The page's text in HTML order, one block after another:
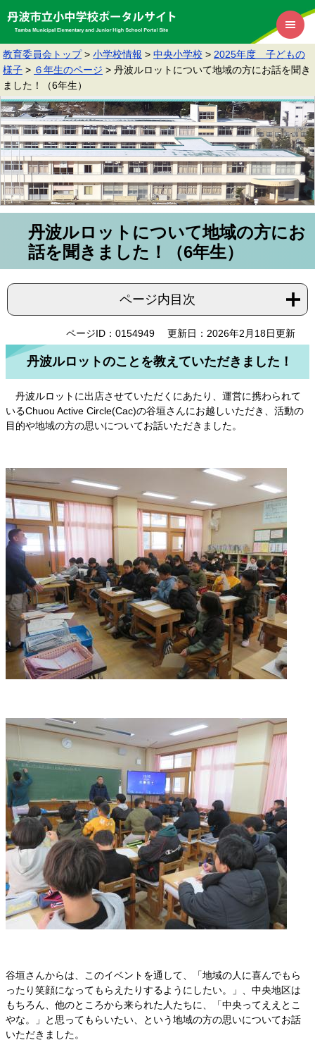
教育委員会トップ > 小学校情報 > 中央小学校 > 2025年度 子どもの
様子 > ６年生のページ > 丹波ルロットについて地域の方にお話を聞き
ました！（6年生）
丹波ルロットについて地域の方にお
話を聞きました！（6年生）
ページ内目次
ページID：0154949 更新日：2026年2月18日更新
丹波ルロットのことを教えていただきました！
丹波ルロットに出店させていただくにあたり、運営に携わられて
いるChuou Active Circle(Cac)の谷垣さんにお越しいただき、活動の
目的や地域の方の思いについてお話いただきました。
谷垣さんからは、このイベントを通して、「地域の人に喜んでもら
ったり笑顔になってもらえたりするようにしたい。」、中央地区は
もちろん、他のところから来られた人たちに、「中央ってええとこ
やな。」と思ってもらいたい、という地域の方の思いについてお話
いただきました。